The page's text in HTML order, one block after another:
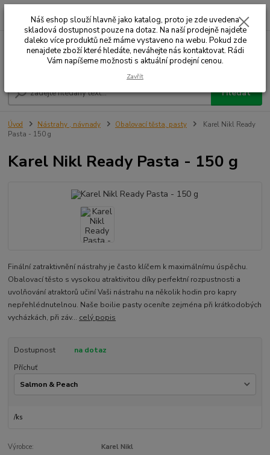
Menu
Hledat
+420 732 707 573 za
Úvod Nástrahy , návnady Obalovací těsta, pasty
Karel Nikl Ready
Pasta - 150 g
Karel Nikl Ready Pasta - 150 g
Finální zatraktivnění nástrahy je často klíčem k maximálnímu úspěchu.
Obalovací těsto s vysokou atraktivitou díky perfektní rozpustnosti a
uvolňování atraktorů učiní Vaši nástrahu na několik hodin pro kapry
nepřehlédnutelnou. Naše boilie pasty oceníte zejména při krátkodobých
vycházkách, při záv... celý popis
Dostupnost
na dotaz
Příchuť
/ks
Výrobce: Karel Nikl
Náš eshop slouží hlavně jako katalog, proto je zde uvedena
skladová dostupnost pouze na dotaz. Na naší prodejně najdete
daleko více produktů než máme vystaveno na webu. Pokud zde
nenajdete zboží které hledáte, neváhejte nás kontaktovat. Rádi
Vám napíšeme možnosti s aktuální prodejní cenou.
Zavřít